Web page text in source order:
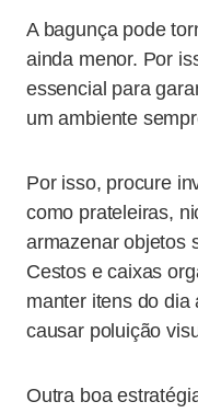
A bagunça pode
ainda menor. Por
essencial para
um ambiente
Por isso, procure
como prateleiras,
armazenar objetos
Cestos e caixas
manter itens do
causar poluição
Outra boa